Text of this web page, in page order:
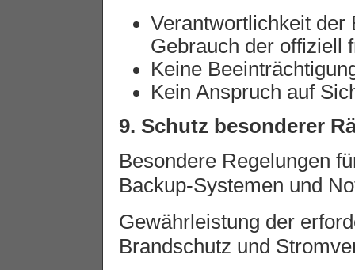
Verantwortlichkeit der
Gebrauch der offiziell
Keine
Kein Anspruch auf
9. Schutz besonderer
Besondere Regelungen
Backup-Systemen und
Gewährleistung der
Brandschutz und